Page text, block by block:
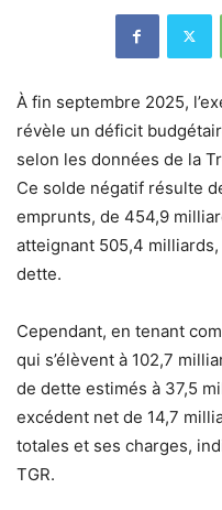
À fin septembre 2025,
révèle un déficit
selon les données de la
Ce solde négatif résulte
emprunts, de 454,9
atteignant 505,4
dette.
Cependant, en tenant
qui s’élèvent à 102,7
de dette estimés à 37,5
excédent net de 14,7
totales et ses charges,
TGR.